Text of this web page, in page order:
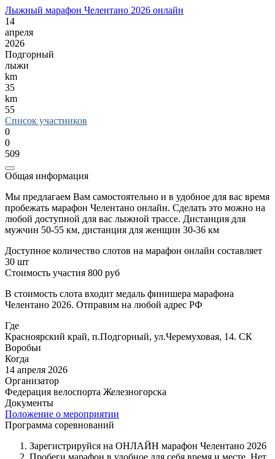
Лыжный марафон Челентано 2026 онлайн
14
апреля
2026
Подгорный
лыжи
km
35
km
55
Список участников
0
0
509
Общая информация
Мы предлагаем Вам самостоятельно и в удобное для вас время
пробежать марафон Челентано онлайн. Сделать это можно на
любой доступной для вас лыжной трассе. Дистанция для
мужчин 50-55 км, дистанция для женщин 30-36 км
Доступное количество слотов на марафон онлайн составляет
30 шт
Стоимость участия 800 руб
В стоимость слота входит медаль финишера марафона
Челентано 2026. Отправим на любой адрес РФ
Где
Красноярский край, п.Подгорный, ул.Черемуховая, 14. СК
Воробьи
Когда
14 апреля 2026
Организатор
Федерация велоспорта Железногорска
Документы
Положение о мероприятии
Программа соревнований
Зарегистрируйся на ОНЛАЙН марафон Челентано 2026
Пробеги марафон в удобное для себя время и месте. Нет